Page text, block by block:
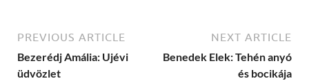
PREVIOUS ARTICLE
Bezerédj Amália: Ujévi
üdvözlet
NEXT ARTICLE
Benedek Elek: Tehén anyó
és bocikája